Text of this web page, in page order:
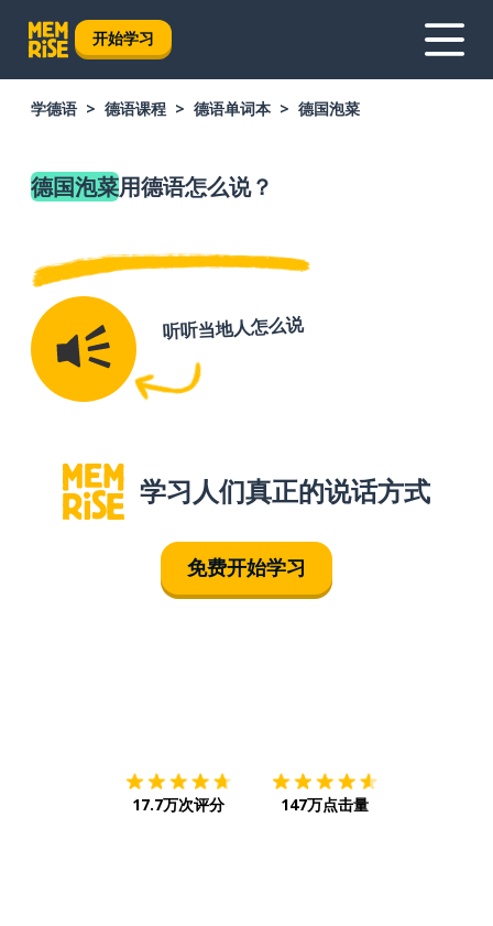
开始学习
学德语 德语课程 德语单词本 德国泡菜
德国泡菜用德语怎么说？
听听当地人怎么说
学习人们真正的说话方式
免费开始学习
17.7万次评分 147万点击量